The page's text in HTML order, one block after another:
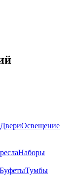
ДвериОсвещение
Наборы
БуфетыТумбы